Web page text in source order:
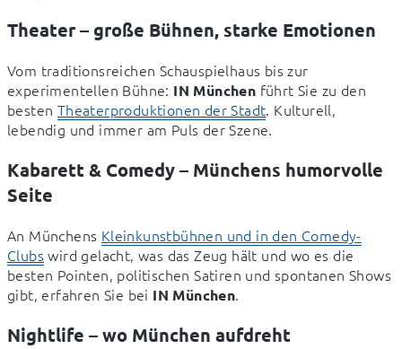
Theater – große Bühnen, starke Emotionen
Vom traditionsreichen Schauspielhaus bis zur
experimentellen Bühne: IN München führt Sie zu den
besten Theaterproduktionen der Stadt. Kulturell,
lebendig und immer am Puls der Szene.
Kabarett & Comedy – Münchens humorvolle
Seite
An Münchens Kleinkunstbühnen und in den Comedy-
Clubs wird gelacht, was das Zeug hält und wo es die
besten Pointen, politischen Satiren und spontanen Shows
gibt, erfahren Sie bei IN München.
Nightlife – wo München aufdreht